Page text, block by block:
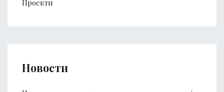
Проекти
Новости